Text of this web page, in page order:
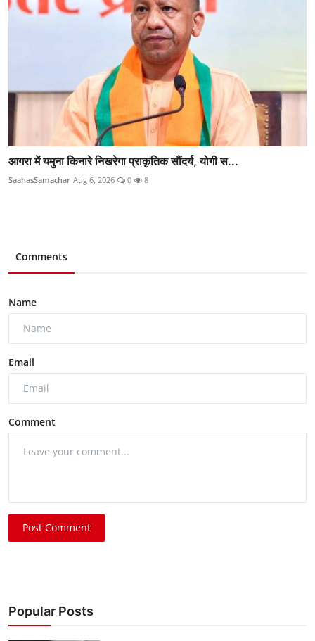
आगरा में यमुना किनारे निखरेगा प्राकृतिक सौंदर्य, योगी स...
SaahasSamachar Aug 6, 2026 0 8
Comments
Name
Email
Comment
Post Comment
Popular Posts